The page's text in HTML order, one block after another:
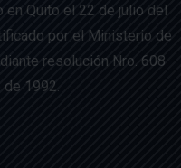
en Quito el 22 de julio del
por el Ministerio de
resolución Nro. 608
1992.